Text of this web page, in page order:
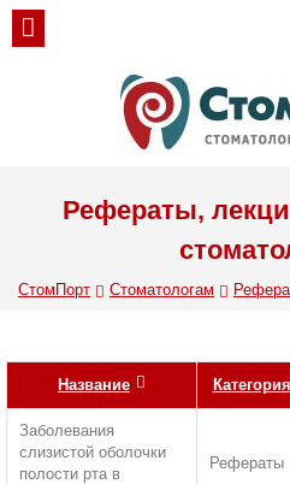
Рефераты,
СтомПорт Стоматологам
Название Категория
Заболевания
слизистой оболочки
полости рта в
Рефераты